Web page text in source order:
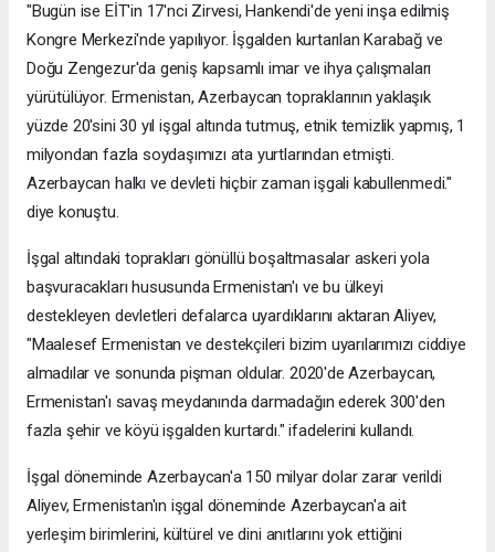
"Bugün ise EİT'in 17'nci Zirvesi, Hankendi'de yeni inşa edilmiş
Kongre Merkezi'nde yapılıyor. İşgalden kurtarılan Karabağ ve
Doğu Zengezur'da geniş kapsamlı imar ve ihya çalışmaları
yürütülüyor. Ermenistan, Azerbaycan topraklarının yaklaşık
yüzde 20'sini 30 yıl işgal altında tutmuş, etnik temizlik yapmış, 1
milyondan fazla soydaşımızı ata yurtlarından etmişti.
Azerbaycan halkı ve devleti hiçbir zaman işgali kabullenmedi."
diye konuştu.
İşgal altındaki toprakları gönüllü boşaltmasalar askeri yola
başvuracakları hususunda Ermenistan'ı ve bu ülkeyi
destekleyen devletleri defalarca uyardıklarını aktaran Aliyev,
"Maalesef Ermenistan ve destekçileri bizim uyarılarımızı ciddiye
almadılar ve sonunda pişman oldular. 2020'de Azerbaycan,
Ermenistan'ı savaş meydanında darmadağın ederek 300'den
fazla şehir ve köyü işgalden kurtardı." ifadelerini kullandı.
İşgal döneminde Azerbaycan'a 150 milyar dolar zarar verildi
Aliyev, Ermenistan'ın işgal döneminde Azerbaycan'a ait
yerleşim birimlerini, kültürel ve dini anıtlarını yok ettiğini